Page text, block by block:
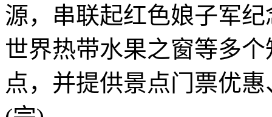
源，串联起红色娘子军
世界热带水果之窗等多
点，并提供景点门票优